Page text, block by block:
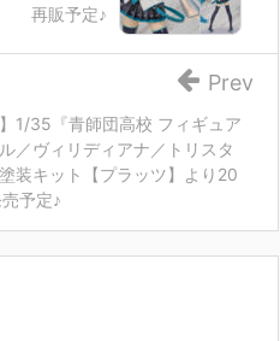
再販予定♪
】1/35『青師団高校 フィギュア
／ヴィリディアナ／トリスタ
装キット【プラッツ】より20
予定♪
Prev